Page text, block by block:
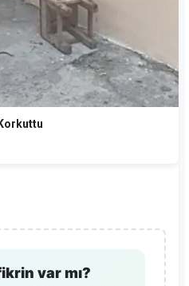
var mı?